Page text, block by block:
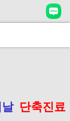
날 단축진료